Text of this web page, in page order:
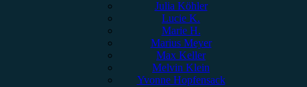
Julia Köhler
Lucie K.
Marie H.
Marius Meyer
Max Keller
Melvin Klein
Yvonne Hopfensack